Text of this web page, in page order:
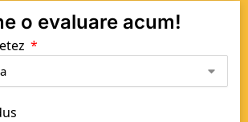
o evaluare acum!